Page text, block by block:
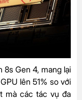
8s Gen 4, mang lại
lên 51% so với
mà các tác vụ đa